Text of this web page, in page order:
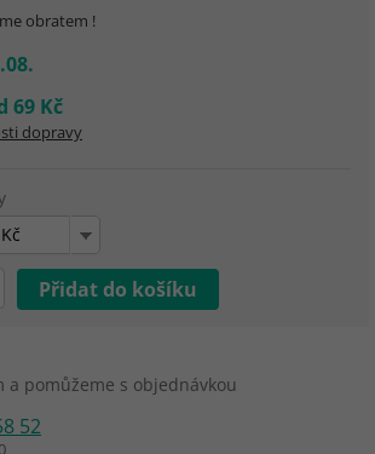
obratem !
69 Kč
dopravy
a pomůžeme s objednávkou
52